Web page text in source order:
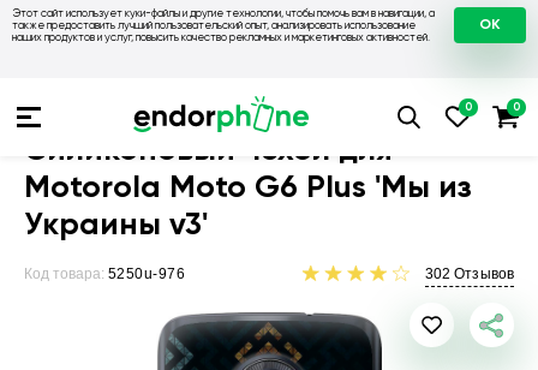
Этот сайт использует куки-файлы и другие технологии, чтобы помочь вам в навигации, а
также предоставить лучший пользовательский опыт, анализировать использование
наших продуктов и услуг, повысить качество рекламных и маркетинговых активностей.
OK
Чехлы на Motorola Чехол для
Силиконовый чехол для
Motorola Moto G6 Plus 'Мы из
Украины v3'
Код товара: 5250u-976 302 Отзывов